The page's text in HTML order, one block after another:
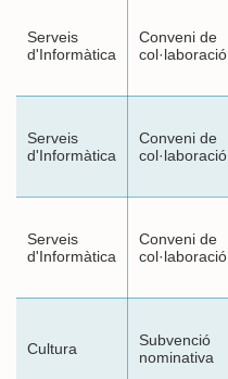
Serveis
d'Informàtica
Conveni de
col·laboració
Serveis
d'Informàtica
Conveni de
col·laboració
Serveis
d'Informàtica
Conveni de
col·laboració
Cultura
Subvenció
nominativa